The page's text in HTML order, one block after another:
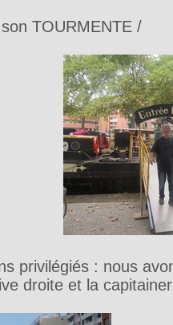
TOURMENTE /
privilégiés : nous
droite et la